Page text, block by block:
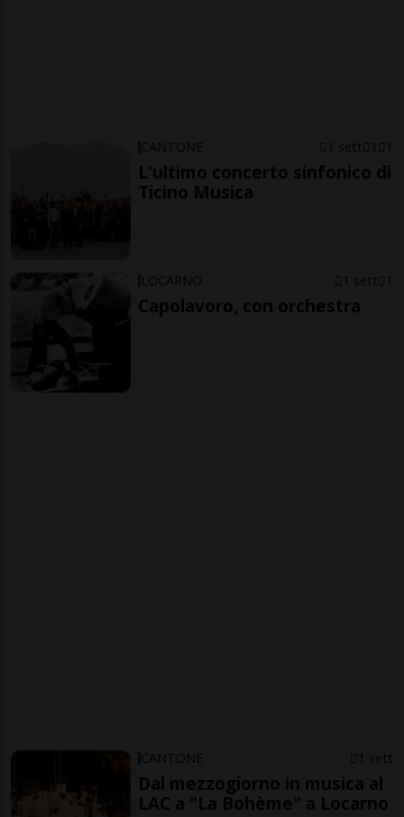
CANTONE 1 sett 1 1
L'ultimo concerto sinfonico di
Ticino Musica
LOCARNO 1 sett 1
Capolavoro, con orchestra
CANTONE 1 sett
Dal mezzogiorno in musica al
LAC a "La Bohème" a Locarno